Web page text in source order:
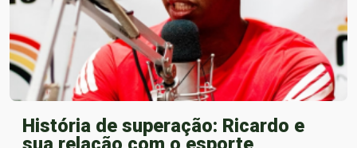
História de superação: Ricardo e